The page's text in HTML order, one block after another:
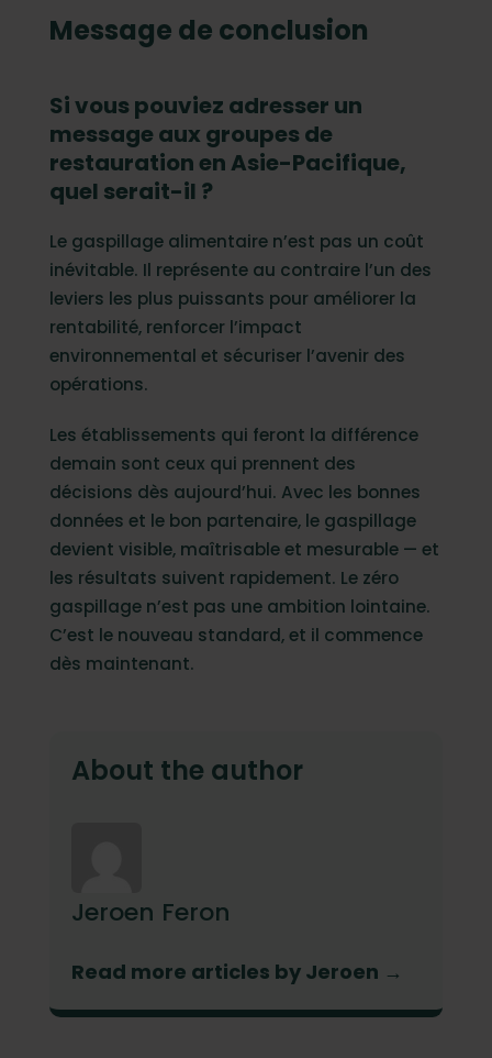
Message de conclusion
Si vous pouviez adresser un
message aux groupes de
restauration en Asie-Pacifique,
quel serait-il ?
Le gaspillage alimentaire n’est pas un coût
inévitable. Il représente au contraire l’un des
leviers les plus puissants pour améliorer la
rentabilité, renforcer l’impact
environnemental et sécuriser l’avenir des
opérations.
Les établissements qui feront la différence
demain sont ceux qui prennent des
décisions dès aujourd’hui. Avec les bonnes
données et le bon partenaire, le gaspillage
devient visible, maîtrisable et mesurable — et
les résultats suivent rapidement. Le zéro
gaspillage n’est pas une ambition lointaine.
C’est le nouveau standard, et il commence
dès maintenant.
About the author
Jeroen Feron
Read more articles by Jeroen →